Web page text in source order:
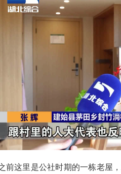
前这里是公社时期的一栋老屋，